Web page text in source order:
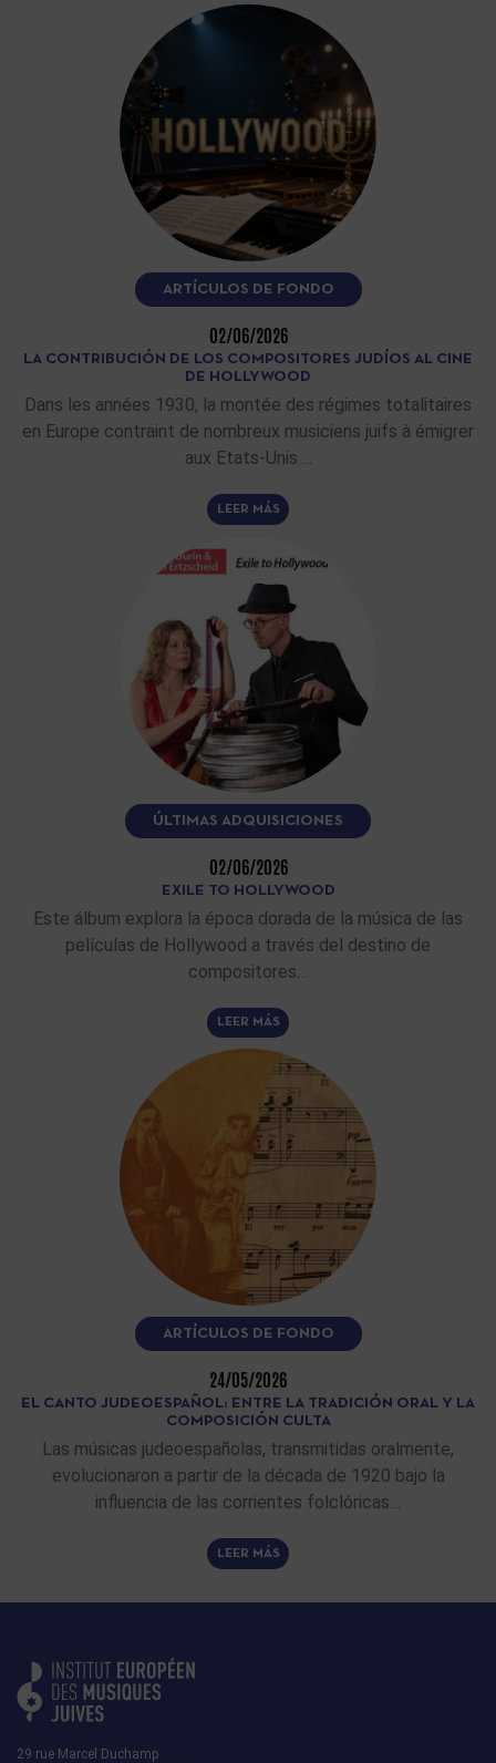
ARTÍCULOS DE FONDO
02/06/2026
LA CONTRIBUCIÓN DE LOS COMPOSITORES JUDÍOS AL CINE
DE HOLLYWOOD
Dans les années 1930, la montée des régimes totalitaires
en Europe contraint de nombreux musiciens juifs à émigrer
aux Etats-Unis.…
LEER MÁS
ÚLTIMAS ADQUISICIONES
02/06/2026
EXILE TO HOLLYWOOD
Este álbum explora la época dorada de la música de las
películas de Hollywood a través del destino de
compositores…
LEER MÁS
ARTÍCULOS DE FONDO
24/05/2026
EL CANTO JUDEOESPAÑOL: ENTRE LA TRADICIÓN ORAL Y LA
COMPOSICIÓN CULTA
Las músicas judeoespañolas, transmitidas oralmente,
evolucionaron a partir de la década de 1920 bajo la
influencia de las corrientes folclóricas…
LEER MÁS
29 rue Marcel Duchamp